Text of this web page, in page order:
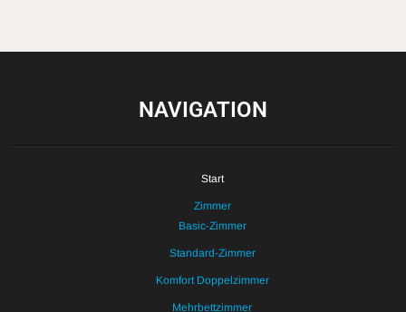
NAVIGATION
Start
Zimmer
Basic-Zimmer
Standard-Zimmer
Komfort Doppelzimmer
Mehrbettzimmer